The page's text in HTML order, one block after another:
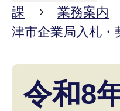
課
業務案内
津市企業局入札
令和8